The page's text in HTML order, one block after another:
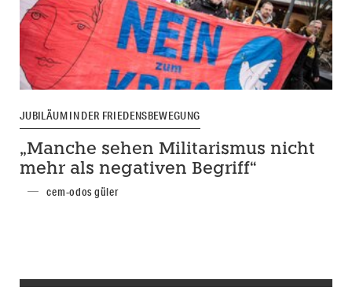
JUBILÄUM IN DER FRIEDENSBEWEGUNG
„Manche sehen Militarismus nicht
mehr als negativen Begriff“
cem-odos güler